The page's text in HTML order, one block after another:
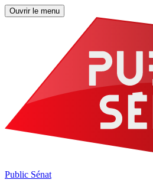
Ouvrir le menu
Public Sénat